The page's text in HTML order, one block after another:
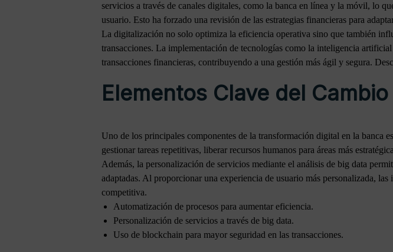
servicios a través de canales digitales, como la banca en línea y la móvil, lo
usuario. Esto ha forzado una revisión de las estrategias financieras para
La digitalización no solo optimiza la eficiencia operativa sino que también
transacciones. La implementación de tecnologías como la inteligencia
transacciones financieras, contribuyendo a una gestión más ágil y segura.
Elementos Clave del
Uno de los principales componentes de la transformación digital en la banca
gestionar tareas repetitivas, liberar recursos humanos para áreas más
Además, la personalización de servicios mediante el análisis de big data
adaptadas. Al proporcionar una experiencia de usuario más personalizada,
competitiva.
Automatización de procesos para aumentar eficiencia.
Personalización de servicios a través de big data.
Uso de blockchain para mayor seguridad en las transacciones.